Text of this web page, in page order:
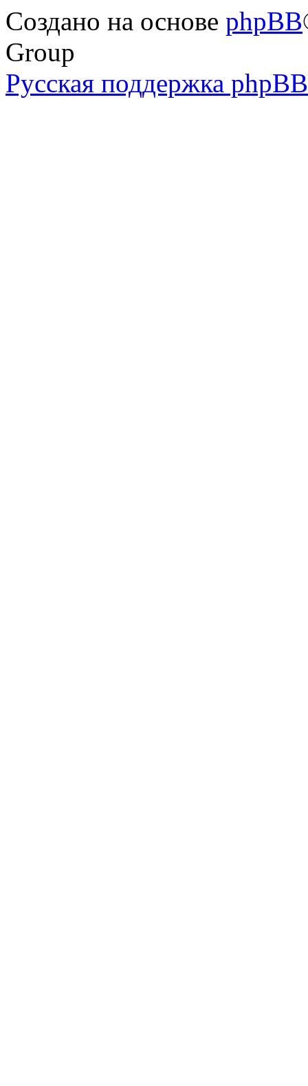
Создано на основе phpBB
Group
Русская поддержка phpBB